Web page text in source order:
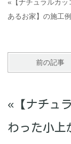
«【ナチュラルカ
あるお家】の施工
前の記事
«【ナチュ
わった小上